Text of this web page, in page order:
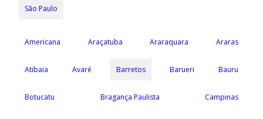
São Paulo
Americana Araçatuba Araraquara Araras
Atibaia Avaré Barretos Barueri Bauru
Botucatu Bragança Paulista Campinas